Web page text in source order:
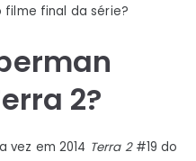
filme final da série?
2?
vez em 2014 Terra 2 #19 do